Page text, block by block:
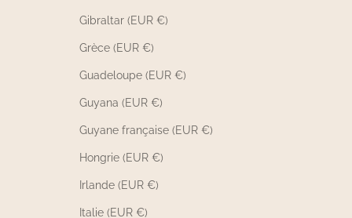
Gibraltar (EUR €)
Grèce (EUR €)
Guadeloupe (EUR €)
Guyana (EUR €)
Guyane française (EUR €)
Hongrie (EUR €)
Irlande (EUR €)
Italie (EUR €)